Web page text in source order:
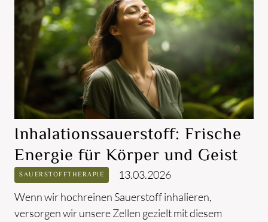
Inhalationssauerstoff: Frische
Energie für Körper und Geist
SAUERSTOFFTHERAPIE
13.03.2026
Wenn wir hochreinen Sauerstoff inhalieren,
versorgen wir unsere Zellen gezielt mit diesem